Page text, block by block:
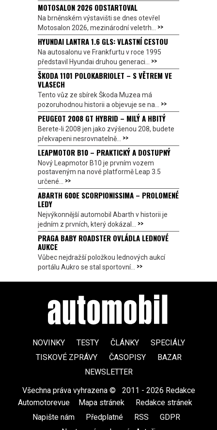
MOTOSALON 2026 ODSTARTOVAL
Na brněnském výstavišti se dnes otevřel
Motosalon 2026, mezinárodní veletrh... >>
HYUNDAI LANTRA 1.6 GLS: VLASTNÍ CESTOU
Na autosalonu ve Frankfurtu v roce 1995
představil Hyundai druhou generaci... >>
ŠKODA 1101 POLOKABRIOLET – S VĚTREM VE
VLASECH
Tento vůz ze sbírek Škoda Muzea má
pozoruhodnou historii a objevuje se na... >>
PEUGEOT 2008 GT HYBRID – MILÝ A HBITÝ
Berete-li 2008 jen jako zvýšenou 208, budete
překvapeni nesrovnatelně... >>
LEAPMOTOR B10 – PRAKTICKÝ A DOSTUPNÝ
Nový Leapmotor B10 je prvním vozem
postaveným na nové platformě Leap 3.5
určené... >>
ABARTH 600E SCORPIONISSIMA – PROLOMENÉ
LEDY
Nejvýkonnější automobil Abarth v historii je
jedním z prvních, který dokázal... >>
PRAGA BABY ROADSTER OVLÁDLA LEDNOVÉ
AUKCE
Vůbec nejdražší položkou lednových aukcí
portálu Aukro se stal sportovní... >>
NOVINKY TESTY ČLÁNKY
SPECIÁLY
TISKOVÉ ZPRÁVY
ČASOPISY
BAZAR
NEWSLETTER
Všechna práva vyhrazena ©
2011 - 2026 Redakce
Automotorevue
Mapa stránek Redakce stránek
Napište nám
Předplatné RSS GDPR